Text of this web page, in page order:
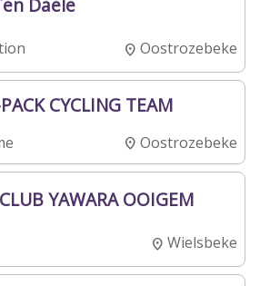
Daele
Oostrozebeke
CYCLING TEAM
Oostrozebeke
YAWARA OOIGEM
Wielsbeke